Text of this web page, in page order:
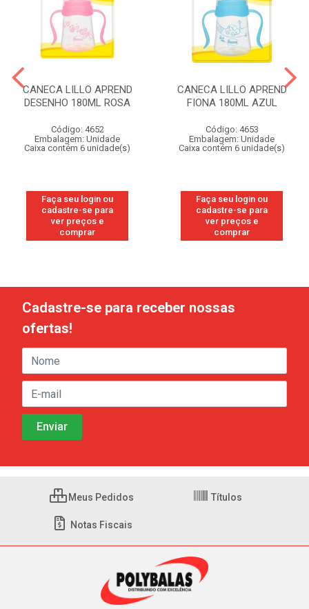
CANECA LILLO APREND
DESENHO 180ML ROSA
Código: 4652
Embalagem: Unidade
Caixa contém 6 unidade(s)
Faça seu login ou
cadastre-se para
ver preços e
comprar
CANECA LILLO APREND
FIONA 180ML AZUL
Código: 4653
Embalagem: Unidade
Caixa contém 6 unidade(s)
Faça seu login ou
cadastre-se para
ver preços e
comprar
Cadastre-se para receber nossas
ofertas!
Meus Pedidos Títulos
Notas Fiscais